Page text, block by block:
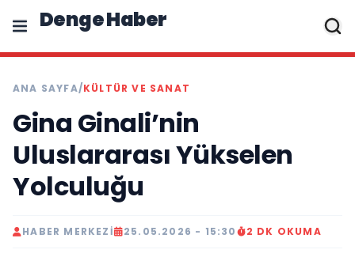
Denge Haber
ANA SAYFA/KÜLTÜR VE SANAT
Gina Ginali’nin
Uluslararası Yükselen
Yolculuğu
HABER MERKEZI 25.05.2026 - 15:30 2 DK OKUMA